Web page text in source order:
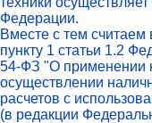
Федерации.
Вместе с тем считаем
пункту 1 статьи 1.2
54-ФЗ "О применении
осуществлении
расчетов с
(в редакции